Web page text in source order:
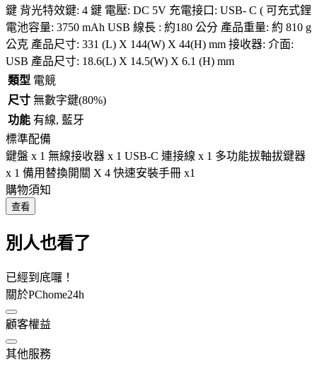
鍵 背光特效鍵: 4 鍵 電壓: DC 5V 充電接口: USB- C ( 可充式鋰
電池容量: 3750 mAh USB 線長 : 約180 公分 產品重量: 約 810 g
公克 產品尺寸: 331 (L) X 144(W) X 44(H) mm 接收器: 介面:
USB 產品尺寸: 18.6(L) X 14.5(W) X 6.1 (H) mm
類型 電競
尺寸 無數字鍵(80%)
功能 有線, 藍牙
標準配備
鍵盤 x 1 無線接收器 x 1 USB-C 連接線 x 1 多功能拔軸拔鍵器
x 1 備用替換開關 X 4 快速安裝手冊 x1
購物須知
查看
別人也看了
已經到底囉！
關於PChome24h
顧客權益
其他服務